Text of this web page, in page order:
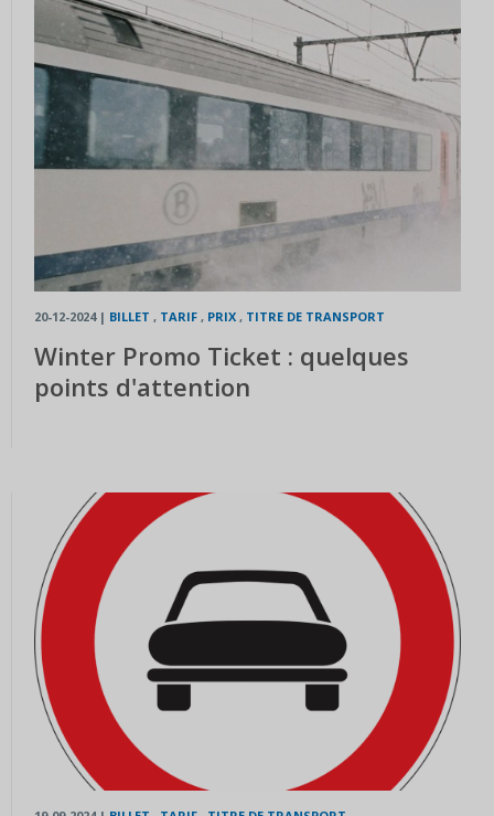
20-12-2024 | BILLET , TARIF , PRIX , TITRE DE TRANSPORT
Winter Promo Ticket : quelques
points d'attention